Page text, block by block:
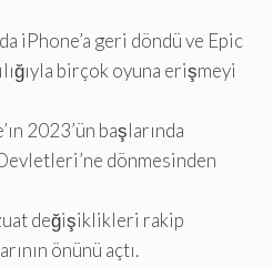
iPhone’a geri döndü ve Epic
birçok oyuna erişmeyi
2023’ün başlarında
dönmesinden
değişiklikleri rakip
önünü açtı.